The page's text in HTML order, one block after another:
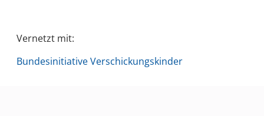
Vernetzt mit:
Bundesinitiative Verschickungskinder